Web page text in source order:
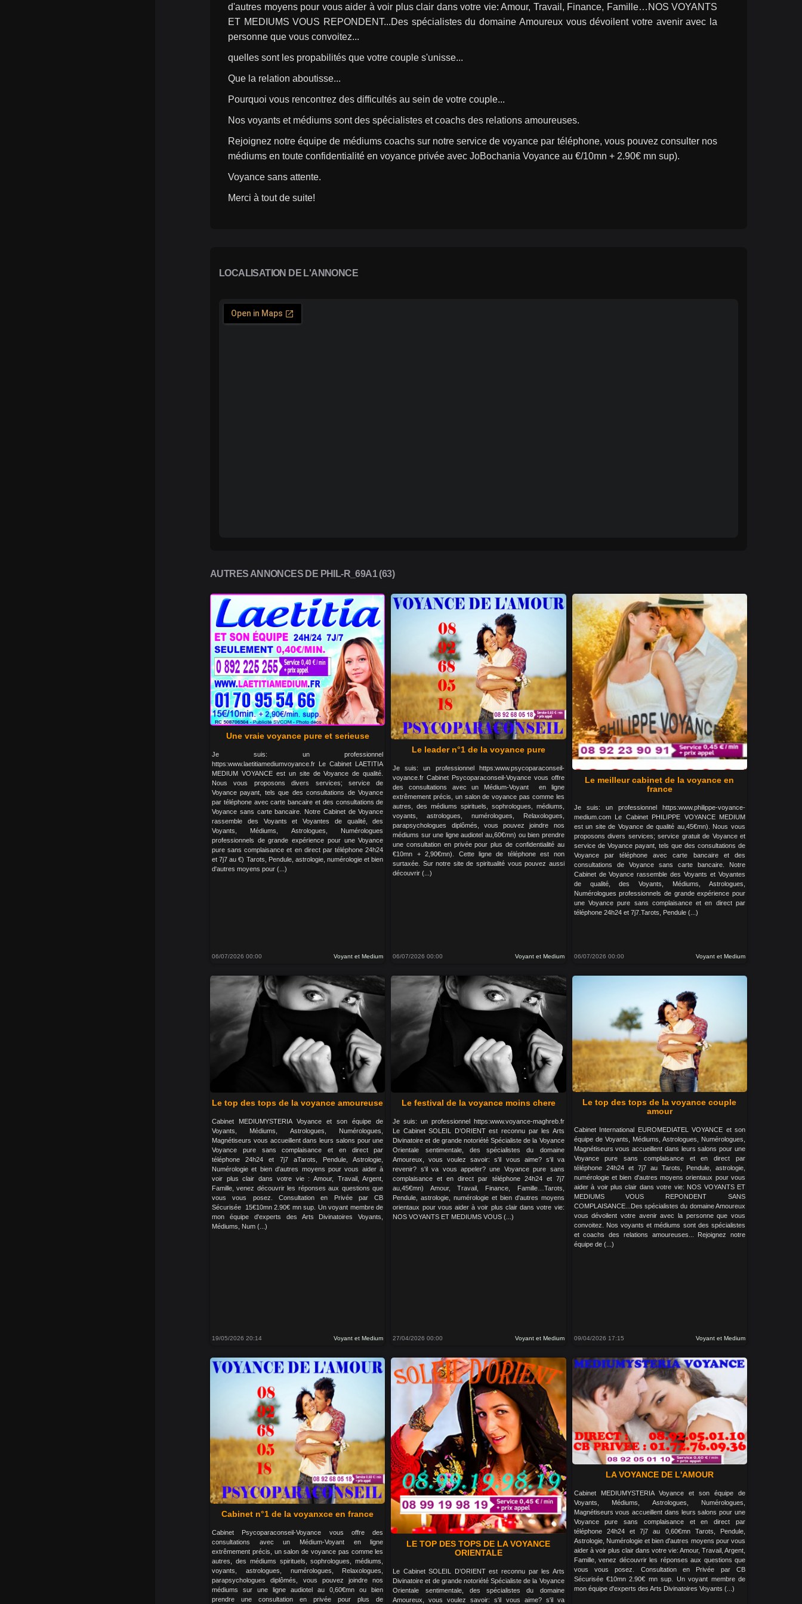
d'autres moyens pour vous aider à voir plus clair dans votre vie: Amour, Travail, Finance, Famille…NOS VOYANTS
ET MEDIUMS VOUS REPONDENT...Des spécialistes du domaine Amoureux vous dévoilent votre avenir avec la
personne que vous convoitez...
quelles sont les propabilités que votre couple s'unisse...
Que la relation aboutisse...
Pourquoi vous rencontrez des difficultés au sein de votre couple...
Nos voyants et médiums sont des spécialistes et coachs des relations amoureuses.
Rejoignez notre équipe de médiums coachs sur notre service de voyance par téléphone, vous pouvez consulter nos
médiums en toute confidentialité en voyance privée avec JoBochania Voyance au €/10mn + 2.90€ mn sup).
Voyance sans attente.
Merci à tout de suite!
LOCALISATION DE L'ANNONCE
AUTRES ANNONCES DE PHIL-R_69A1 (63)
Une vraie voyance pure et serieuse
Je suis: un professionnel
https:www.laetitiamediumvoyance.fr Le Cabinet LAETITIA
MEDIUM VOYANCE est un site de Voyance de qualité.
Nous vous proposons divers services; service de
Voyance payant, tels que des consultations de Voyance
par téléphone avec carte bancaire et des consultations de
Voyance sans carte bancaire. Notre Cabinet de Voyance
rassemble des Voyants et Voyantes de qualité, des
Voyants, Médiums, Astrologues, Numérologues
professionnels de grande expérience pour une Voyance
pure sans complaisance et en direct par téléphone 24h24
et 7j7 au €) Tarots, Pendule, astrologie, numérologie et bien
d'autres moyens pour (...)
06/07/2026 00:00 Voyant et Medium
Le leader n°1 de la voyance pure
Je suis: un professionnel https:www.psycoparaconseil-
voyance.fr Cabinet Psycoparaconseil-Voyance vous offre
des consultations avec un Médium-Voyant en ligne
extrêmement précis, un salon de voyance pas comme les
autres, des médiums spirituels, sophrologues, médiums,
voyants, astrologues, numérologues, Relaxologues,
parapsychologues diplômés, vous pouvez joindre nos
médiums sur une ligne audiotel au,60€mn) ou bien prendre
une consultation en privée pour plus de confidentialité au
€10mn + 2,90€mn). Cette ligne de téléphone est non
surtaxée. Sur notre site de spiritualité vous pouvez aussi
découvrir (...)
06/07/2026 00:00 Voyant et Medium
Le meilleur cabinet de la voyance en
france
Je suis: un professionnel https:www.philippe-voyance-
medium.com Le Cabinet PHILIPPE VOYANCE MEDIUM
est un site de Voyance de qualité au,45€mn). Nous vous
proposons divers services; service gratuit de Voyance et
service de Voyance payant, tels que des consultations de
Voyance par téléphone avec carte bancaire et des
consultations de Voyance sans carte bancaire. Notre
Cabinet de Voyance rassemble des Voyants et Voyantes
de qualité, des Voyants, Médiums, Astrologues,
Numérologues professionnels de grande expérience pour
une Voyance pure sans complaisance et en direct par
téléphone 24h24 et 7j7.Tarots, Pendule (...)
06/07/2026 00:00 Voyant et Medium
Le top des tops de la voyance amoureuse
Cabinet MEDIUMYSTERIA Voyance et son équipe de
Voyants, Médiums, Astrologues, Numérologues,
Magnétiseurs vous accueillent dans leurs salons pour une
Voyance pure sans complaisance et en direct par
téléphone 24h24 et 7j7 aTarots, Pendule, Astrologie,
Numérologie et bien d'autres moyens pour vous aider à
voir plus clair dans votre vie : Amour, Travail, Argent,
Famille, venez découvrir les réponses aux questions que
vous vous posez. Consultation en Privée par CB
Sécurisée 15€10mn 2.90€ mn sup. Un voyant membre de
mon équipe d'experts des Arts Divinatoires Voyants,
Médiums, Num (...)
19/05/2026 20:14 Voyant et Medium
Le festival de la voyance moins chere
Je suis: un professionnel https:www.voyance-maghreb.fr
Le Cabinet SOLEIL D’ORIENT est reconnu par les Arts
Divinatoire et de grande notoriété Spécialiste de la Voyance
Orientale sentimentale, des spécialistes du domaine
Amoureux, vous voulez savoir: s'il vous aime? s'il va
revenir? s'il va vous appeler? une Voyance pure sans
complaisance et en direct par téléphone 24h24 et 7j7
au,45€mn) Amour, Travail, Finance, Famille…Tarots,
Pendule, astrologie, numérologie et bien d'autres moyens
orientaux pour vous aider à voir plus clair dans votre vie:
NOS VOYANTS ET MEDIUMS VOUS (...)
27/04/2026 00:00 Voyant et Medium
Le top des tops de la voyance couple
amour
Cabinet International EUROMEDIATEL VOYANCE et son
équipe de Voyants, Médiums, Astrologues, Numérologues,
Magnétiseurs vous accueillent dans leurs salons pour une
Voyance pure sans complaisance et en direct par
téléphone 24h24 et 7j7 au Tarots, Pendule, astrologie,
numérologie et bien d'autres moyens orientaux pour vous
aider à voir plus clair dans votre vie: NOS VOYANTS ET
MEDIUMS VOUS REPONDENT SANS
COMPLAISANCE...Des spécialistes du domaine Amoureux
vous dévoilent votre avenir avec la personne que vous
convoitez. Nos voyants et médiums sont des spécialistes
et coachs des relations amoureuses... Rejoignez notre
équipe de (...)
09/04/2026 17:15 Voyant et Medium
Cabinet n°1 de la voyanxce en france
Cabinet Psycoparaconseil-Voyance vous offre des
consultations avec un Médium-Voyant en ligne
extrêmement précis, un salon de voyance pas comme les
autres, des médiums spirituels, sophrologues, médiums,
voyants, astrologues, numérologues, Relaxologues,
parapsychologues diplômés, vous pouvez joindre nos
médiums sur une ligne audiotel au 0,60€mn ou bien
prendre une consultation en privée pour plus de
LE TOP DES TOPS DE LA VOYANCE
ORIENTALE
Le Cabinet SOLEIL D’ORIENT est reconnu par les Arts
Divinatoire et de grande notoriété Spécialiste de la Voyance
Orientale sentimentale, des spécialistes du domaine
Amoureux, vous voulez savoir: s'il vous aime? s'il va
LA VOYANCE DE L'AMOUR
Cabinet MEDIUMYSTERIA Voyance et son équipe de
Voyants, Médiums, Astrologues, Numérologues,
Magnétiseurs vous accueillent dans leurs salons pour une
Voyance pure sans complaisance et en direct par
téléphone 24h24 et 7j7 au 0,60€mn Tarots, Pendule,
Astrologie, Numérologie et bien d'autres moyens pour vous
aider à voir plus clair dans votre vie: Amour, Travail, Argent,
Famille, venez découvrir les réponses aux questions que
vous vous posez. Consultation en Privée par CB
Sécurisée €10mn 2.90€ mn sup. Un voyant membre de
mon équipe d'experts des Arts Divinatoires Voyants (...)